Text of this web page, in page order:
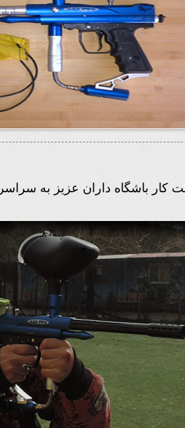
کار باشگاه داران عزیز به